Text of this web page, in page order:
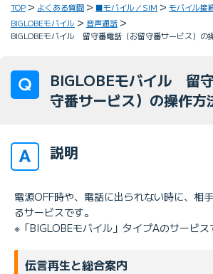
TOP よくある質問 ■モバイル／SIM
モバイル接
BIGLOBEモバイル
音声通話
BIGLOBEモバイル 留守番電話（お留守番サービス）の
BIGLOBEモバイル 留
守番サービス）の操作方
説明
電源OFF時や、電話に出られない時に、相
るサービスです。
※「BIGLOBEモバイル」タイプAのサービス
伝言再生と総合案内